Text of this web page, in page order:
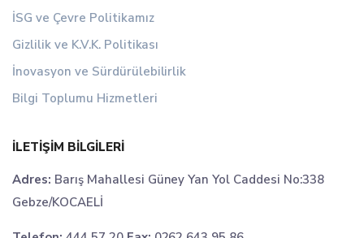
İSG ve Çevre Politikamız
Gizlilik ve K.V.K. Politikası
İnovasyon ve Sürdürülebilirlik
Bilgi Toplumu Hizmetleri
İLETIŞIM BILGILERI
Adres: Barış Mahallesi Güney Yan Yol Caddesi No:338
Gebze/KOCAELİ